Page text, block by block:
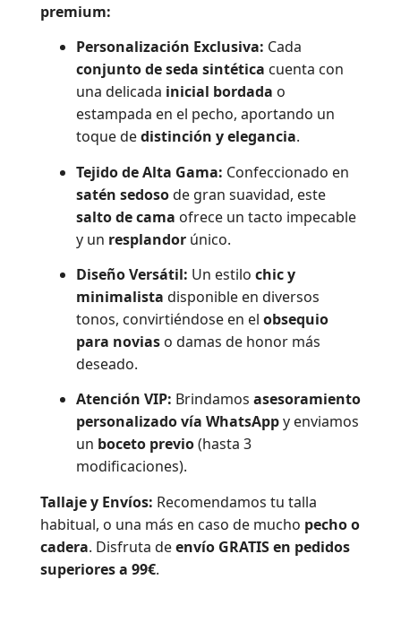
premium:
Personalización Exclusiva: Cada
conjunto de seda sintética cuenta con
una delicada inicial bordada o
estampada en el pecho, aportando un
toque dedistinción y elegancia.
Tejido de Alta Gama: Confeccionado en
satén sedosode gran suavidad, este
salto de cama ofrece un tacto impecable
y un resplandor único.
Diseño Versátil: Un estilo chic y
minimalista disponible en diversos
tonos, convirtiéndose en el obsequio
para novias o damas de honor más
deseado.
Atención VIP: Brindamos asesoramiento
personalizado vía WhatsAppy enviamos
un boceto previo(hasta 3
modificaciones).
Tallaje y Envíos: Recomendamos tu talla
habitual, o una más en caso de mucho pecho o
cadera. Disfruta deenvío GRATIS en pedidos
superiores a 99€.